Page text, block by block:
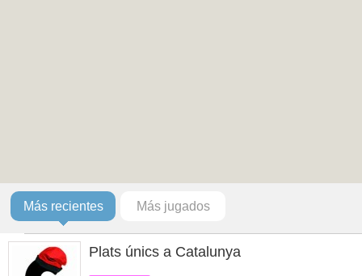
Más recientes Más jugados
Plats únics a Catalunya